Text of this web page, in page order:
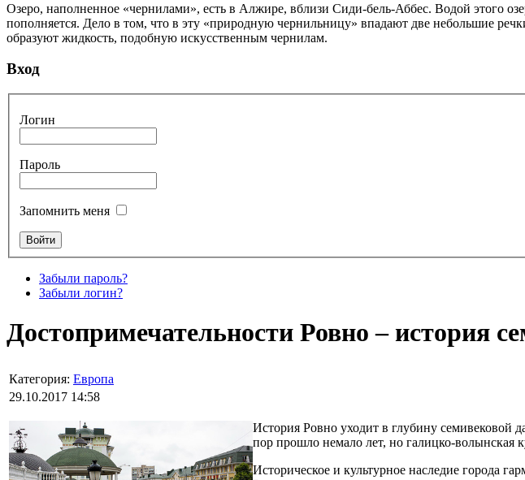
Озеро, наполненное «чернилами», есть в Алжире, вблизи Сиди-бель-Аббес. Водой этого
пополняется. Дело в том, что в эту «природную чернильницу» впадают две небольшие
образуют жидкость, подобную искусственным чернилам.
Вход
Логин
Пароль
Запомнить меня
Забыли пароль?
Забыли логин?
Достопримечательности Ровно – история
Категория: Европа
29.10.2017 14:58
История Ровно уходит в глубину семивековой
пор прошло немало лет, но галицко-волынская
Историческое и культурное наследие города